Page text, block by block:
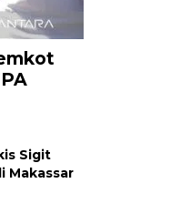
Sigit
Makassar